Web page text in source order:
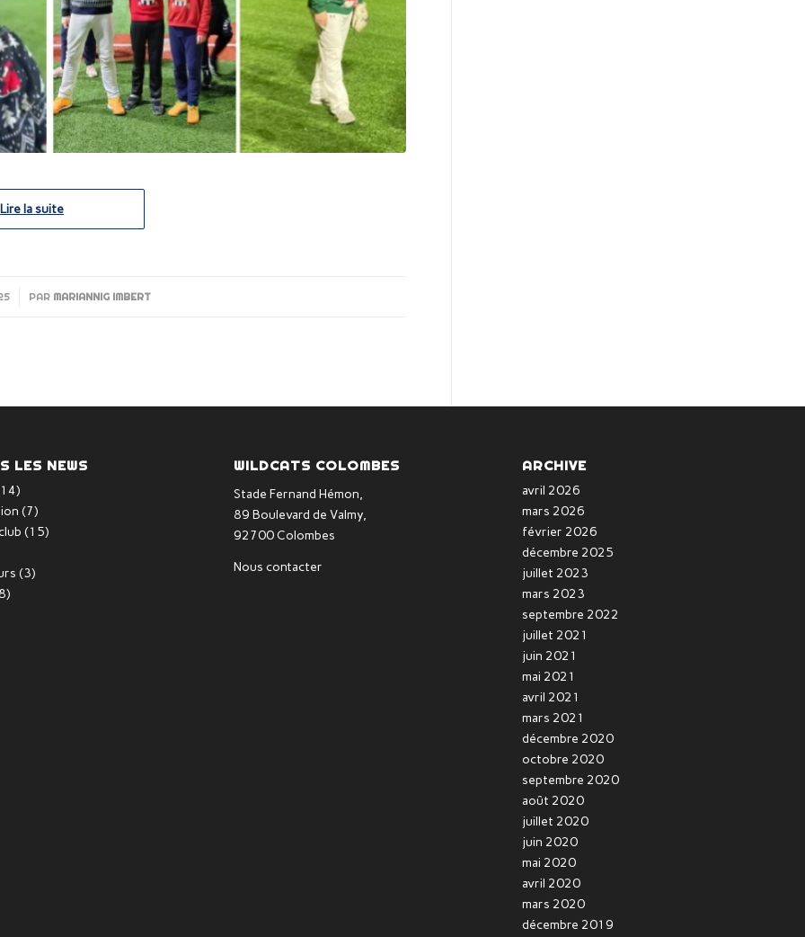
Lire la suite
PAR MARIANNIG IMBERT
LES NEWS
(7)
(15)
(3)
WILDCATS COLOMBES
Stade Fernand Hémon,
89 Boulevard de Valmy,
92700 Colombes
Nous contacter
ARCHIVE
avril 2026
mars 2026
février 2026
décembre 2025
juillet 2023
mars 2023
septembre 2022
juillet 2021
juin 2021
mai 2021
avril 2021
mars 2021
décembre 2020
octobre 2020
septembre 2020
août 2020
juillet 2020
juin 2020
mai 2020
avril 2020
mars 2020
décembre 2019